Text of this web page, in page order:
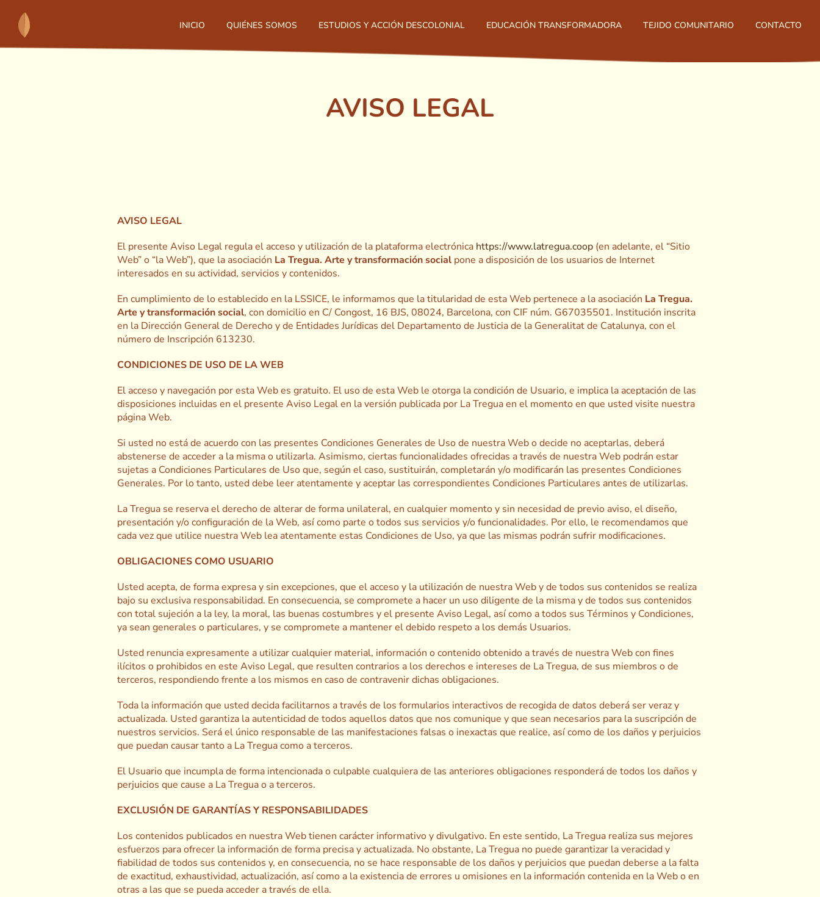
content
INICIO QUIÉNES SOMOS ESTUDIOS Y ACCIÓN DESCOLONIAL EDUCACIÓN TRANSFORMADORA TEJIDO COMUNITARIO CONTACTO
AVISO LEGAL
AVISO LEGAL
El presente Aviso Legal regula el acceso y utilización de la plataforma electrónica https://www.latregua.coop(en adelante, el “Sitio
Web” o “la Web”), que la asociación La Tregua. Arte y transformación socialpone a disposición de los usuarios de Internet
interesados en su actividad, servicios y contenidos.
En cumplimiento de lo establecido en la LSSICE, le informamos que la titularidad de esta Web pertenece a la asociación La Tregua.
Arte y transformación social, con domicilio en C/ Congost, 16 BJS, 08024, Barcelona, con CIF núm. G67035501. Institución inscrita
en la Dirección General de Derecho y de Entidades Jurídicas del Departamento de Justicia de la Generalitat de Catalunya, con el
número de Inscripción 613230.
CONDICIONES DE USO DE LA WEB
El acceso y navegación por esta Web es gratuito. El uso de esta Web le otorga la condición de Usuario, e implica la aceptación de las
disposiciones incluidas en el presente Aviso Legal en la versión publicada por La Tregua en el momento en que usted visite nuestra
página Web.
Si usted no está de acuerdo con las presentes Condiciones Generales de Uso de nuestra Web o decide no aceptarlas, deberá
abstenerse de acceder a la misma o utilizarla. Asimismo, ciertas funcionalidades ofrecidas a través de nuestra Web podrán estar
sujetas a Condiciones Particulares de Uso que, según el caso, sustituirán, completarán y/o modificarán las presentes Condiciones
Generales. Por lo tanto, usted debe leer atentamente y aceptar las correspondientes Condiciones Particulares antes de utilizarlas.
La Tregua se reserva el derecho de alterar de forma unilateral, en cualquier momento y sin necesidad de previo aviso, el diseño,
presentación y/o configuración de la Web, así como parte o todos sus servicios y/o funcionalidades. Por ello, le recomendamos que
cada vez que utilice nuestra Web lea atentamente estas Condiciones de Uso, ya que las mismas podrán sufrir modificaciones.
OBLIGACIONES COMO USUARIO
Usted acepta, de forma expresa y sin excepciones, que el acceso y la utilización de nuestra Web y de todos sus contenidos se realiza
bajo su exclusiva responsabilidad. En consecuencia, se compromete a hacer un uso diligente de la misma y de todos sus contenidos
con total sujeción a la ley, la moral, las buenas costumbres y el presente Aviso Legal, así como a todos sus Términos y Condiciones,
ya sean generales o particulares, y se compromete a mantener el debido respeto a los demás Usuarios.
Usted renuncia expresamente a utilizar cualquier material, información o contenido obtenido a través de nuestra Web con fines
ilícitos o prohibidos en este Aviso Legal, que resulten contrarios a los derechos e intereses de La Tregua, de sus miembros o de
terceros, respondiendo frente a los mismos en caso de contravenir dichas obligaciones.
Toda la información que usted decida facilitarnos a través de los formularios interactivos de recogida de datos deberá ser veraz y
actualizada. Usted garantiza la autenticidad de todos aquellos datos que nos comunique y que sean necesarios para la suscripción de
nuestros servicios. Será el único responsable de las manifestaciones falsas o inexactas que realice, así como de los daños y perjuicios
que puedan causar tanto a La Tregua como a terceros.
El Usuario que incumpla de forma intencionada o culpable cualquiera de las anteriores obligaciones responderá de todos los daños y
perjuicios que cause a La Tregua o a terceros.
EXCLUSIÓN DE GARANTÍAS Y RESPONSABILIDADES
Los contenidos publicados en nuestra Web tienen carácter informativo y divulgativo. En este sentido, La Tregua realiza sus mejores
esfuerzos para ofrecer la información de forma precisa y actualizada. No obstante, La Tregua no puede garantizar la veracidad y
fiabilidad de todos sus contenidos y, en consecuencia, no se hace responsable de los daños y perjuicios que puedan deberse a la falta
de exactitud, exhaustividad, actualización, así como a la existencia de errores u omisiones en la información contenida en la Web o en
otras a las que se pueda acceder a través de ella.